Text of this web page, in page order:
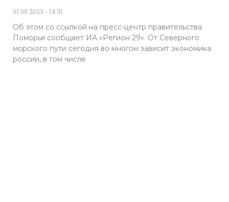
01.08.2023 14:31
Об этом со ссылкой на пресс-центр правительства
Поморья сообщает ИА «Регион 29». От Северного
морского пути сегодня во многом зависит экономика
россии, в том числе